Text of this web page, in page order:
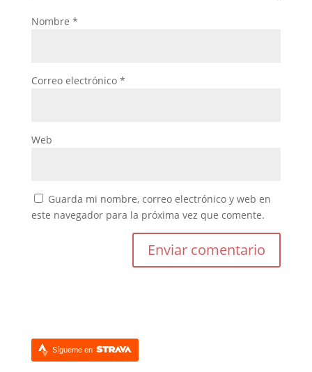
Nombre *
Correo electrónico *
Web
Guarda mi nombre, correo electrónico y web en
este navegador para la próxima vez que comente.
Sígueme en